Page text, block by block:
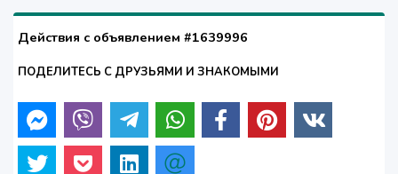
Действия с объявлением #1639996
ПОДЕЛИТЕСЬ С ДРУЗЬЯМИ И ЗНАКОМЫМИ